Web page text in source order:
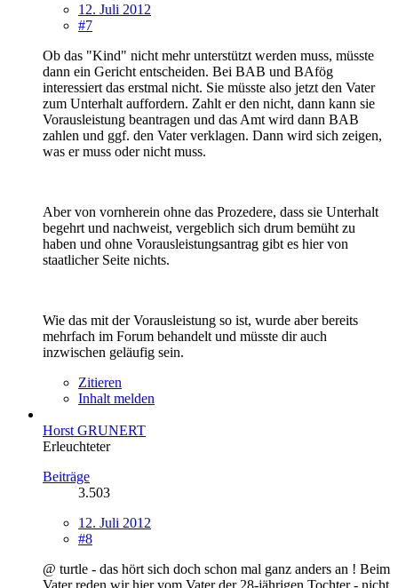
12. Juli 2012
#7
Ob das "Kind" nicht mehr unterstützt werden muss, müsste
dann ein Gericht entscheiden. Bei BAB und BAfög
interessiert das erstmal nicht. Sie müsste also jetzt den Vater
zum Unterhalt auffordern. Zahlt er den nicht, dann kann sie
Vorausleistung beantragen und das Amt wird dann BAB
zahlen und ggf. den Vater verklagen. Dann wird sich zeigen,
was er muss oder nicht muss.
Aber von vornherein ohne das Prozedere, dass sie Unterhalt
begehrt und nachweist, vergeblich sich drum bemüht zu
haben und ohne Vorausleistungsantrag gibt es hier von
staatlicher Seite nichts.
Wie das mit der Vorausleistung so ist, wurde aber bereits
mehrfach im Forum behandelt und müsste dir auch
inzwischen geläufig sein.
Zitieren
Inhalt melden
Horst GRUNERT
Erleuchteter
Beiträge
3.503
12. Juli 2012
#8
@ turtle - das hört sich doch schon mal ganz anders an ! Beim
Vater reden wir hier vom Vater der 28-jährigen Tochter - nicht